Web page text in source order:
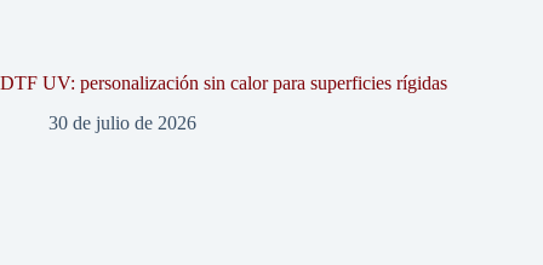
DTF UV: personalización sin calor para superficies rígidas
30 de julio de 2026